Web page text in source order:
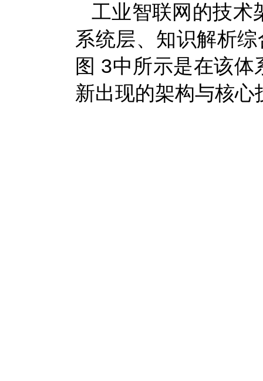
工业智联网的技术
系统层、知识解析
图 3中所示是在该
新出现的架构与核心